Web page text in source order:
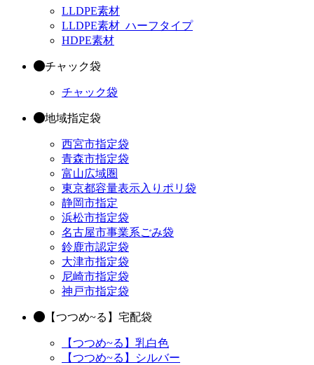
LLDPE素材
LLDPE素材_ハーフタイプ
HDPE素材
チャック袋
チャック袋
地域指定袋
西宮市指定袋
青森市指定袋
富山広域圏
東京都容量表示入りポリ袋
静岡市指定
浜松市指定袋
名古屋市事業系ごみ袋
鈴鹿市認定袋
大津市指定袋
尼崎市指定袋
神戸市指定袋
【つつめ~る】宅配袋
【つつめ~る】乳白色
【つつめ~る】シルバー